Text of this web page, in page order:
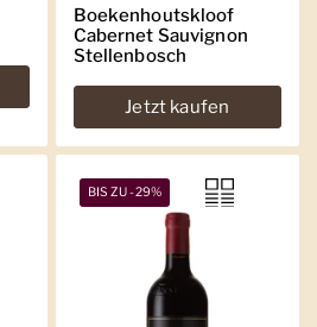
Boekenhoutskloof
Cabernet Sauvignon
Stellenbosch
Jetzt kaufen
BIS ZU -29%